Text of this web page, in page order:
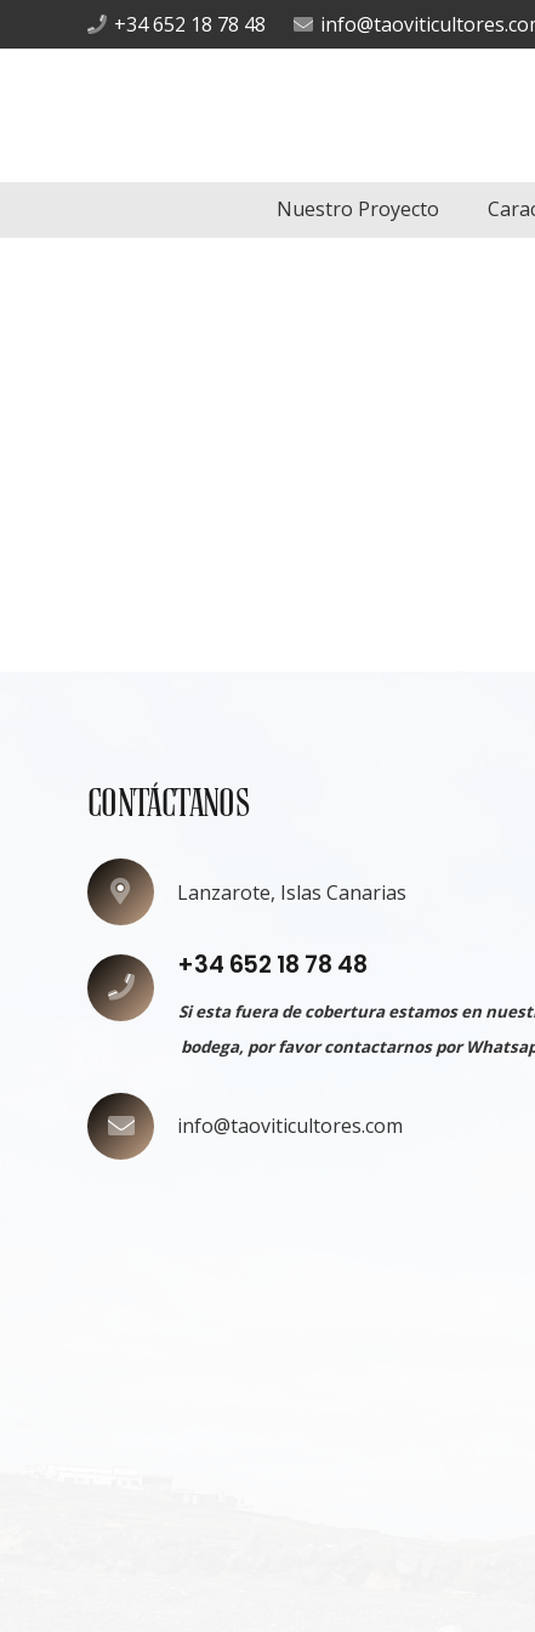
+34 652 18 78 48
Nuestro Proyecto
CONTÁCTANOS
Lanzarote, Islas Canarias
+34 652 18 78 48
Si esta fuera de cobertura estamos en
bodega, por favor contactarnos por
info@taoviticultores.com